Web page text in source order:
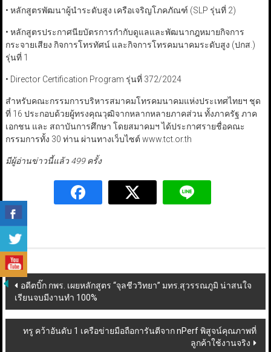
• หลักสูตรพัฒนาผู้นำระดับสูง เครือเจริญโภคภัณฑ์ (SLP รุ่นที่ 2)
• หลักสูตรประกาศนียบัตรการกำกับดูแลและพัฒนากฎหมายกิจการ
กระจายเสียง กิจการโทรทัศน์ และกิจการโทรคมนาคมระดับสูง (ปกส.)
รุ่นที่ 1
• Director Certification Program รุ่นที่ 372/2024
สำหรับคณะกรรมการบริหารสมาคมโทรคมนาคมแห่งประเทศไทยฯ ชุด
ที่ 16 ประกอบด้วยผู้ทรงคุณวุฒิจากหลากหลายภาคส่วน ทั้งภาครัฐ ภาค
เอกชน และ สถาบันการศึกษา โดยสมาคมฯ ได้ประกาศรายชื่อคณะ
กรรมการทั้ง 30 ท่าน ผ่านทางเว็บไซต์ www.tct.or.th
มีผู้อ่านข่าวนี้แล้ว 499 ครั้ง
Post
navigation
อดีตบิ๊ก กพร. เผยหลักสูตร “จุลชีววิทยา” มทร.สุวรรณภูมิ น่าสนใจ
เรียนจบมีงานทำ 100%
ทรู คว้าอันดับ 1 เครือข่ายมือถือการันตีจาก nPerf พิสูจน์คุณภาพที่
ลูกค้าใช้งานจริง